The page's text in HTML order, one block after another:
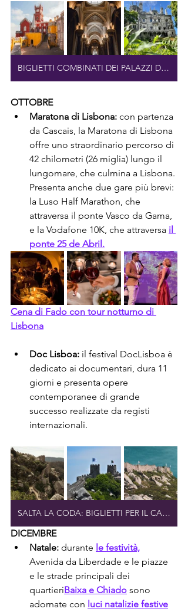
BIGLIETTI COMBINATI DEI PALAZZI DI SINTRA
OTTOBRE
Maratona di Lisbona: con partenza
da Cascais, la Maratona di Lisbona
offre uno straordinario percorso di
42 chilometri (26 miglia) lungo il
lungomare, che culmina a Lisbona.
Presenta anche due gare più brevi:
la Luso Half Marathon, che
attraversa il ponte Vasco da Gama,
e la Vodafone 10K, che attraversa il
ponte 25 de Abril.
Cena di Fado con tour notturno di
Lisbona
Doc Lisboa: il festival DocLisboa è
dedicato ai documentari, dura 11
giorni e presenta opere
contemporanee di grande
successo realizzate da registi
internazionali.
SALTA LA CODA: BIGLIETTI PER IL CASTELLO MORO
DICEMBRE
Natale: durante le festività,
Avenida da Liberdade e le piazze
e le strade principali dei
quartieriBaixa e Chiado sono
adornate con luci natalizie festive